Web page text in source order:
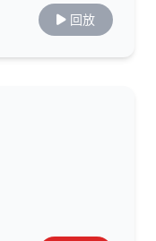
回放